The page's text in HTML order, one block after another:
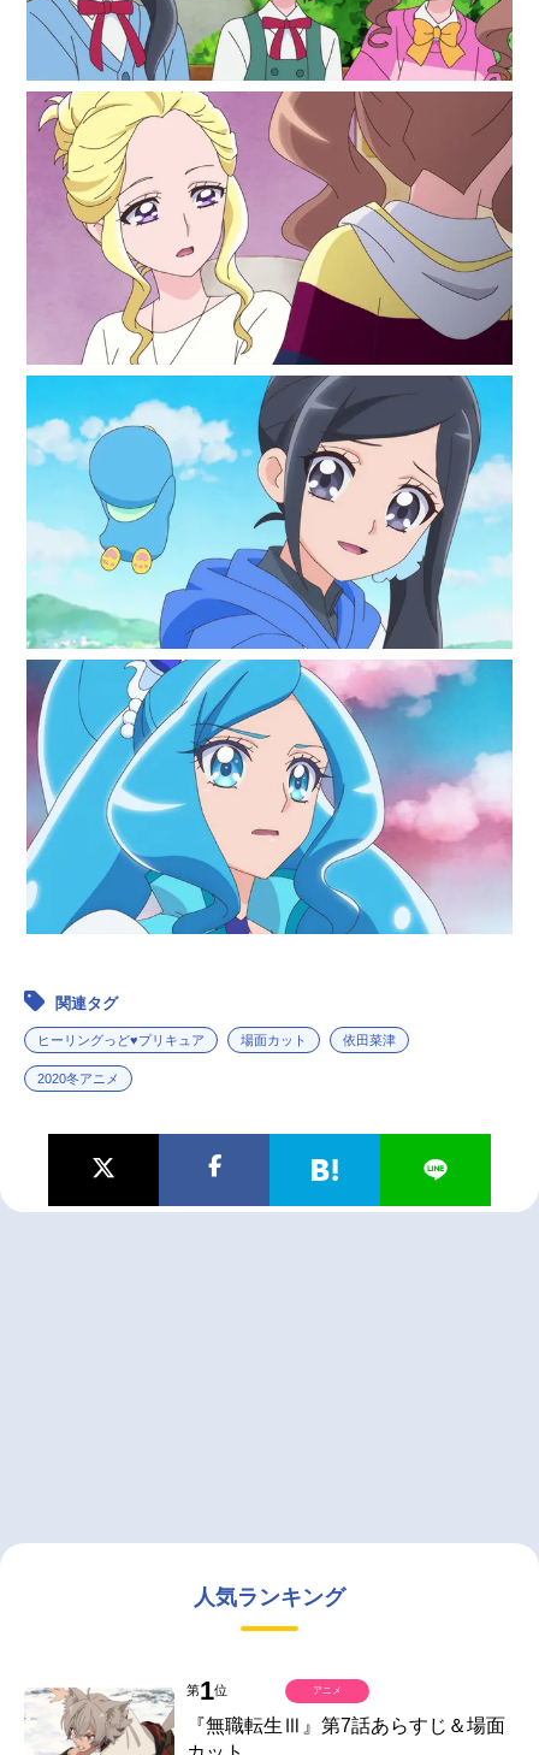
関連タグ
ヒーリングっど♥プリキュア 場面カット 依田菜津
2020冬アニメ
人気ランキング
第1位
『無職転生Ⅲ』第7話あらすじ＆場面
アニメ